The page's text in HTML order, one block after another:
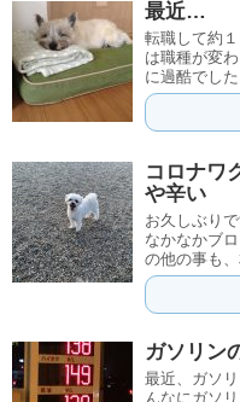
最近…
転職して約
は職種が変
に過酷でし
コロナワ
や辛い
お久しぶり
なかなかブ
の他の事も
ガソリン
最近、ガソ
んなにガソ